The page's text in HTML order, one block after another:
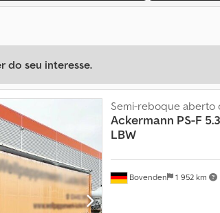
do seu interesse.
Bovenden 1 952 km
Semi-reboque aberto
Ackermann PS-F
LBW